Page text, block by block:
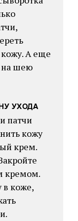
А еще
на шею
УХОДА
патчи
кожу
крем.
кремом.
в коже,